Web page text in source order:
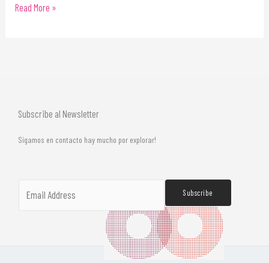
Read More »
Subscribe al Newsletter
Sigamos en contacto hay mucho por explorar!
Subscribe